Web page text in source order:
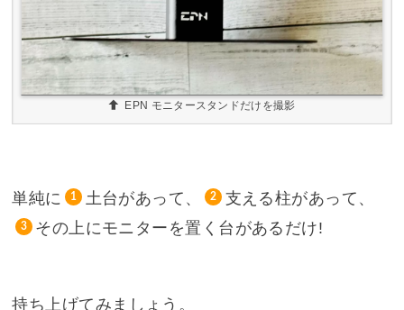
EPN モニタースタンドだけを撮影
単純に 1 土台があって、 2 支える柱があって、
3 その上にモニターを置く台があるだけ!
持ち上げてみましょう。